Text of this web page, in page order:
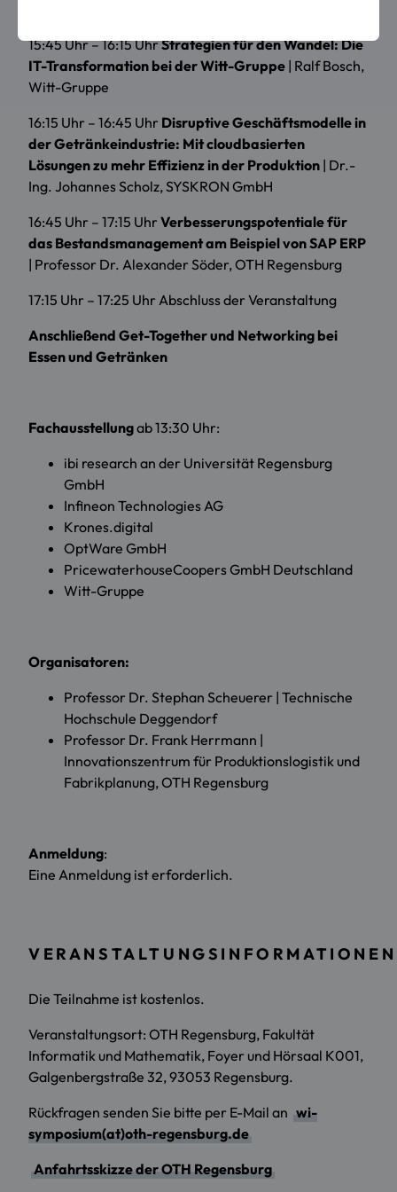
15:45 Uhr – 16:15 UhrStrategien für den Wandel: Die
IT-Transformation bei der Witt-Gruppe | Ralf Bosch,
Witt-Gruppe
16:15 Uhr – 16:45 Uhr Disruptive Geschäftsmodelle in
der Getränkeindustrie: Mit cloudbasierten
Lösungen zu mehr Effizienz in der Produktion | Dr.-
Ing. Johannes Scholz, SYSKRON GmbH
16:45 Uhr – 17:15 Uhr Verbesserungspotentiale für
das Bestandsmanagement am Beispiel von SAP ERP
| Professor Dr. Alexander Söder, OTH Regensburg
17:15 Uhr – 17:25 Uhr Abschluss der Veranstaltung
Anschließend Get-Together und Networking bei
Essen und Getränken
Fachausstellungab 13:30 Uhr:
ibi research an der Universität Regensburg
GmbH
Infineon Technologies AG
Krones.digital
OptWare GmbH
PricewaterhouseCoopers GmbH Deutschland
Witt-Gruppe
Organisatoren:
Professor Dr. Stephan Scheuerer | Technische
Hochschule Deggendorf
Professor Dr. Frank Herrmann |
Innovationszentrum für Produktionslogistik und
Fabrikplanung, OTH Regensburg
Anmeldung:
Eine Anmeldung ist erforderlich.
VERANSTALTUNGSINFORMATIONEN
Die Teilnahme ist kostenlos.
Veranstaltungsort: OTH Regensburg, Fakultät
Informatik und Mathematik, Foyer und Hörsaal K001,
Galgenbergstraße 32, 93053 Regensburg.
Rückfragen senden Sie bitte per E-Mail an wi-
symposium(at)oth-regensburg.de
Anfahrtsskizze der OTH Regensburg